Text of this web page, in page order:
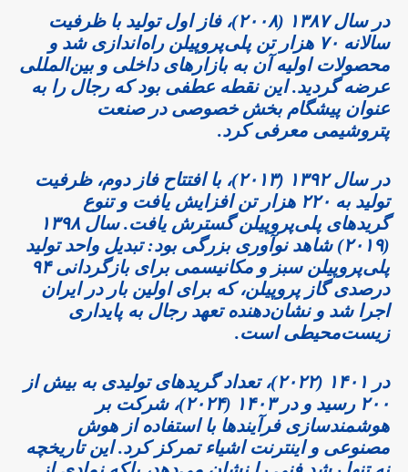
در سال ۱۳۸۷ (۲۰۰۸)، فاز اول تولید با ظرفیت
سالانه ۷۰ هزار تن پلی‌پروپیلن راه‌اندازی شد و
محصولات اولیه آن به بازارهای داخلی و بین‌المللی
عرضه گردید. این نقطه عطفی بود که رجال را به
عنوان پیشگام بخش خصوصی در صنعت
پتروشیمی معرفی کرد.
در سال ۱۳۹۲ (۲۰۱۳)، با افتتاح فاز دوم، ظرفیت
تولید به ۲۲۰ هزار تن افزایش یافت و تنوع
گریدهای پلی‌پروپیلن گسترش یافت. سال ۱۳۹۸
(۲۰۱۹) شاهد نوآوری بزرگی بود: تبدیل واحد تولید
پلی‌پروپیلن سبز و مکانیسمی برای بازگردانی ۹۴
درصدی گاز پروپیلن، که برای اولین بار در ایران
اجرا شد و نشان‌دهنده تعهد رجال به پایداری
زیست‌محیطی است.
در ۱۴۰۱ (۲۰۲۲)، تعداد گریدهای تولیدی به بیش از
۲۰۰ رسید و در ۱۴۰۳ (۲۰۲۴)، شرکت بر
هوشمندسازی فرآیندها با استفاده از هوش
مصنوعی و اینترنت اشیاء تمرکز کرد. این تاریخچه